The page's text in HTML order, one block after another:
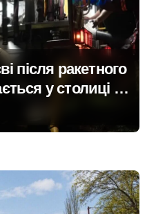
після ракетного
у столиці та